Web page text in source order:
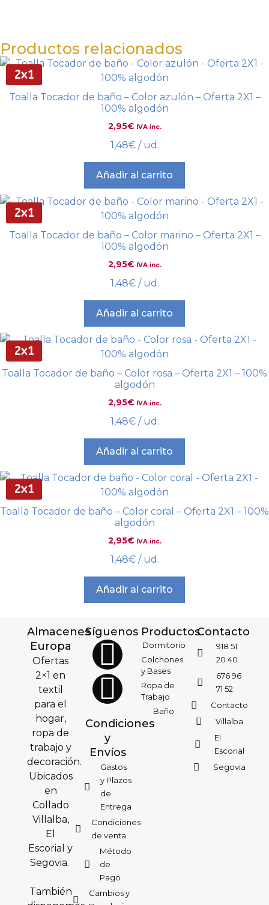
Productos relacionados
2x1
Toalla Tocador de baño – Color azulón – Oferta 2X1 –
100% algodón
2,95€ IVA inc.
1,48€ / ud.
Añadir al carrito
2x1
Toalla Tocador de baño – Color marino – Oferta 2X1 –
100% algodón
2,95€ IVA inc.
1,48€ / ud.
Añadir al carrito
2x1
Toalla Tocador de baño – Color rosa – Oferta 2X1 – 100%
algodón
2,95€ IVA inc.
1,48€ / ud.
Añadir al carrito
2x1
Toalla Tocador de baño – Color coral – Oferta 2X1 – 100%
algodón
2,95€ IVA inc.
1,48€ / ud.
Añadir al carrito
Almacenes
Europa
Ofertas
2×1 en
textil
para el
hogar,
ropa de
trabajo y
decoración.
Ubicados
en
Collado
Villalba,
El
Escorial y
Segovia.
También
Síguenos
Condiciones
y
Envíos
Gastos
y Plazos
de
Entrega
Condiciones
de venta
Método
de
Pago
Cambios y
Productos
Dormitorio
Colchones
y Bases
Ropa de
Trabajo
Baño
Contacto
918 51
20 40
676 96
71 52
Contacto
Villalba
El
Escorial
Segovia